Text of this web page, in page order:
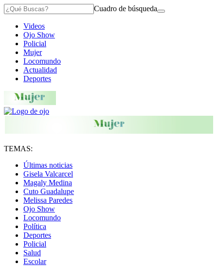
Cuadro de búsqueda
Videos
Ojo Show
Policial
Mujer
Locomundo
Actualidad
Deportes
TEMAS:
Últimas noticias
Gisela Valcarcel
Magaly Medina
Cuto Guadalupe
Melissa Paredes
Ojo Show
Locomundo
Política
Deportes
Policial
Salud
Escolar